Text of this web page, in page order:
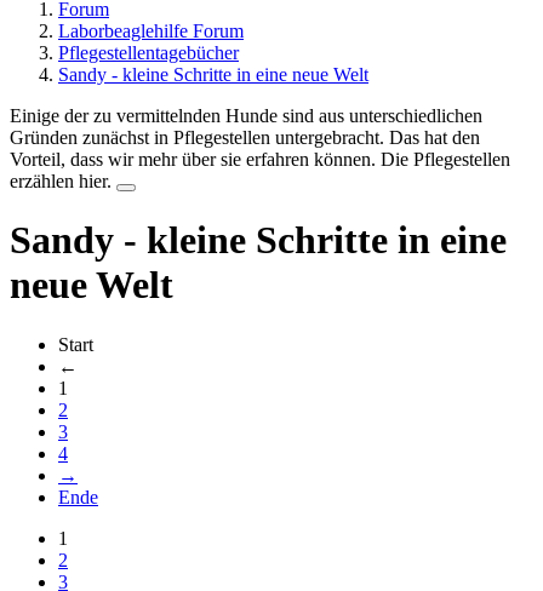
Forum
Laborbeaglehilfe Forum
Pflegestellentagebücher
Sandy - kleine Schritte in eine neue Welt
Einige der zu vermittelnden Hunde sind aus unterschiedlichen
Gründen zunächst in Pflegestellen untergebracht. Das hat den
Vorteil, dass wir mehr über sie erfahren können. Die Pflegestellen
erzählen hier.
Sandy - kleine Schritte in eine
neue Welt
Start
←
1
2
3
4
→
Ende
1
2
3